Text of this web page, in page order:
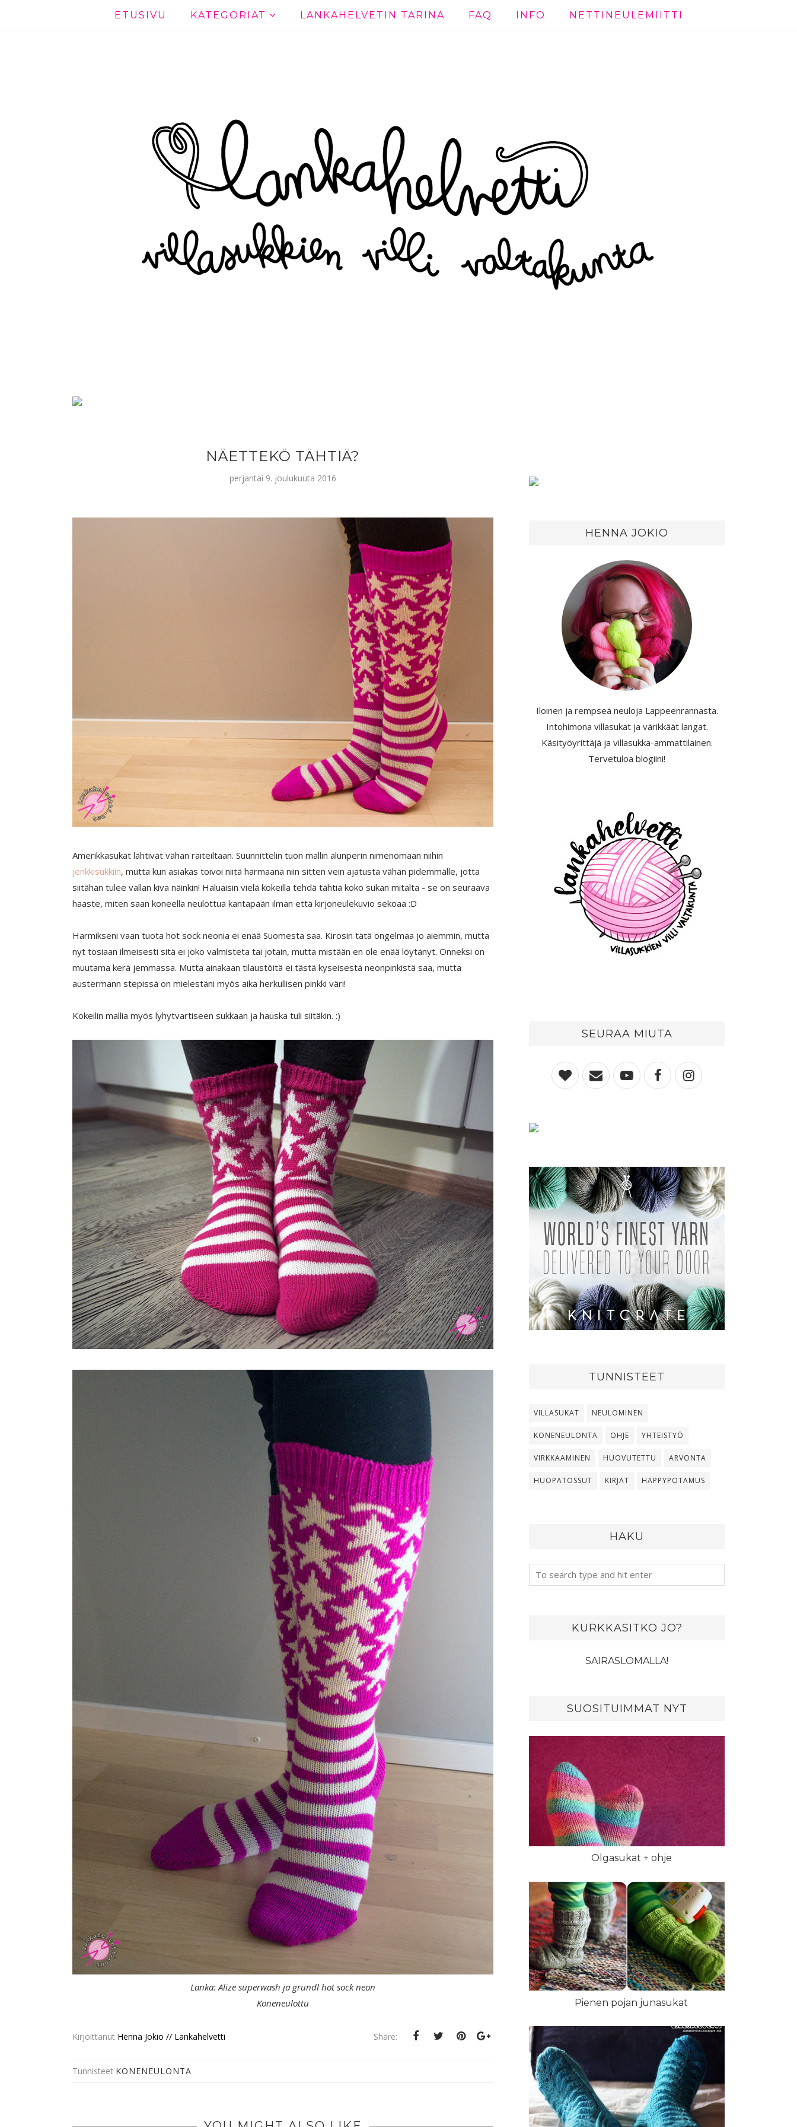
ETUSIVU KATEGORIAT LANKAHELVETIN TARINA FAQ INFO NETTINEULEMIITTI
NÄETTEKÖ TÄHTIÄ?
perjantai 9. joulukuuta 2016
Amerikkasukat lähtivät vähän raiteiltaan. Suunnittelin tuon mallin alunperin nimenomaan niihin
jenkkisukkiin, mutta kun asiakas toivoi niitä harmaana niin sitten vein ajatusta vähän pidemmälle, jotta
siitähän tulee vallan kiva näinkin! Haluaisin vielä kokeilla tehdä tähtiä koko sukan mitalta - se on seuraava
haaste, miten saan koneella neulottua kantapään ilman että kirjoneulekuvio sekoaa :D
Harmikseni vaan tuota hot sock neonia ei enää Suomesta saa. Kirosin tätä ongelmaa jo aiemmin, mutta
nyt tosiaan ilmeisesti sitä ei joko valmisteta tai jotain, mutta mistään en ole enää löytänyt. Onneksi on
muutama kerä jemmassa. Mutta ainakaan tilaustöitä ei tästä kyseisestä neonpinkistä saa, mutta
austermann stepissä on mielestäni myös aika herkullisen pinkki väri!
Kokeilin mallia myös lyhytvartiseen sukkaan ja hauska tuli siitäkin. :)
Lanka: Alize superwash ja grundl hot sock neon
Koneneulottu
Kirjoittanut Henna Jokio // Lankahelvetti Share:
Tunnisteet KONENEULONTA
HENNA JOKIO
Iloinen ja rempseä neuloja Lappeenrannasta.
Intohimona villasukat ja värikkäät langat.
Käsityöyrittäjä ja villasukka-ammattilainen.
Tervetuloa blogiini!
SEURAA MIUTA
TUNNISTEET
VILLASUKAT NEULOMINEN
KONENEULONTA OHJE YHTEISTYÖ
VIRKKAAMINEN HUOVUTETTU ARVONTA
HUOPATOSSUT KIRJAT HAPPYPOTAMUS
HAKU
KURKKASITKO JO?
SAIRASLOMALLA!
SUOSITUIMMAT NYT
Olgasukat + ohje
Pienen pojan junasukat